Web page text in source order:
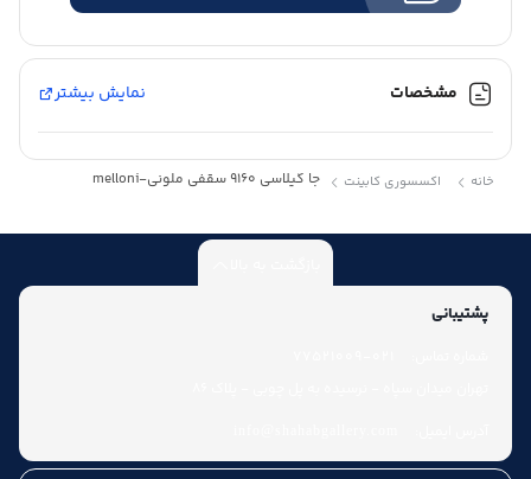
مشخصات نمایش بیشتر
خانه اکسسوری کابینت جا گیلاسی 9160 سقفی ملونی-melloni
پشتیبانی